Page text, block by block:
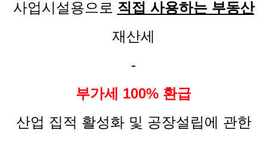
사업시설용으로 직접 사용하는 부동산
재산세
-
부가세 100% 환급
산업 집적 활성화 및 공장설립에 관한